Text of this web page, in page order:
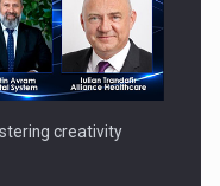
creativity